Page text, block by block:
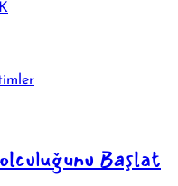
Başlat